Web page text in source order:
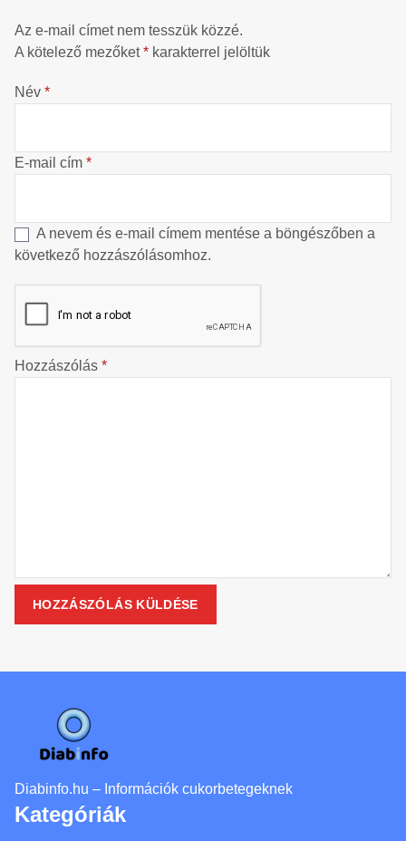
Az e-mail címet nem tesszük közzé.
A kötelező mezőket* karakterrel jelöltük
Név *
E-mail cím *
A nevem és e-mail címem mentése a böngészőben a
következő hozzászólásomhoz.
Hozzászólás *
Diabinfo.hu – Információk cukorbetegeknek
Kategóriák